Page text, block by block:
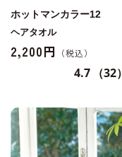
ホットマンカラー12
ヘアタオル
2,200円
4.7 （32）